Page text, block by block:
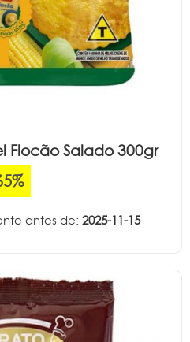
Flocão Salado 300gr
antes de: 2025-11-15